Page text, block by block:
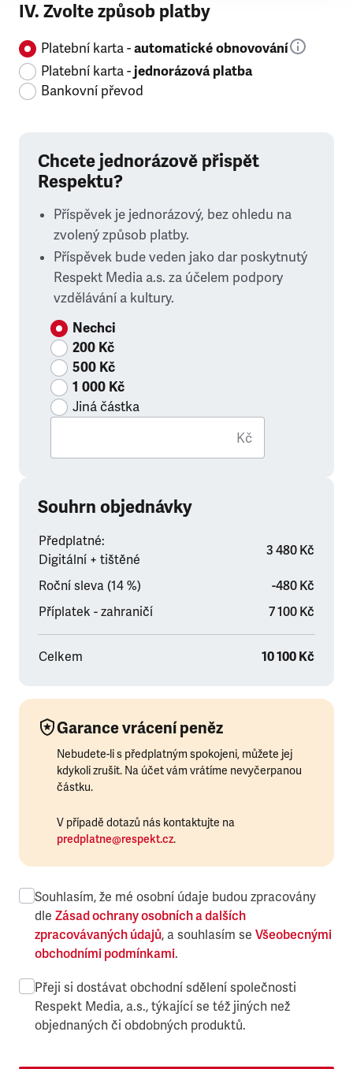
IV. Zvolte způsob platby
Platební karta -automatické obnovování
Platební karta -jednorázová platba
Bankovní převod
Chcete jednorázově přispět
Respektu?
Příspěvek je jednorázový, bez ohledu na
zvolený způsob platby.
Příspěvek bude veden jako dar poskytnutý
Respekt Media a.s. za účelem podpory
vzdělávání a kultury.
Nechci
200 Kč
500 Kč
1 000 Kč
Jiná částka
Kč
Souhrn objednávky
Předplatné:
Digitální + tištěné
3 480 Kč
Roční sleva (14 %)
-480 Kč
Příplatek - zahraničí
7 100 Kč
Celkem 10 100 Kč
Garance vrácení peněz
Nebudete-li s předplatným spokojeni, můžete jej
kdykoli zrušit. Na účet vám vrátíme nevyčerpanou
částku.
V případě dotazů nás kontaktujte na
predplatne@respekt.cz.
Souhlasím, že mé osobní údaje budou zpracovány
dle Zásad ochrany osobních a dalších
zpracovávaných údajů, a souhlasím se Všeobecnými
obchodními podmínkami.
Přeji si dostávat obchodní sdělení společnosti
Respekt Media, a.s., týkající se též jiných než
objednaných či obdobných produktů.